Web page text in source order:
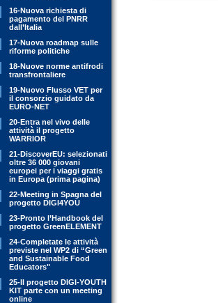
16-Nuova richiesta di
pagamento del PNRR
dall’Italia
17-Nuova roadmap sulle
riforme politiche
18-Nuove norme antifrodi
transfrontaliere
19-Nuovo Flusso VET per
il consorzio guidato da
EURO-NET
20-Entra nel vivo delle
attività il progetto
WARRIOR
21-DiscoverEU: selezionati
oltre 36 000 giovani
europei per i viaggi gratis
in Europa (prima pagina)
22-Meeting in Spagna del
progetto DIGI4YOU
23-Pronto l’Handbook del
progetto GreenELEMENT
24-Completate le attività
previste nel WP2 di “Green
and Sustainable Food
Educators"
25-Il progetto DIGI-YOUTH
KIT parte con un meeting
online